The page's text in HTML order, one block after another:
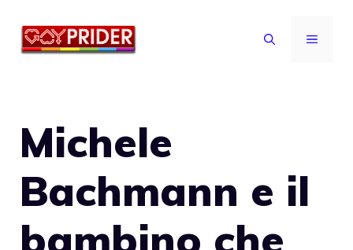
MENU
Michele
Bachmann e il
bambino che